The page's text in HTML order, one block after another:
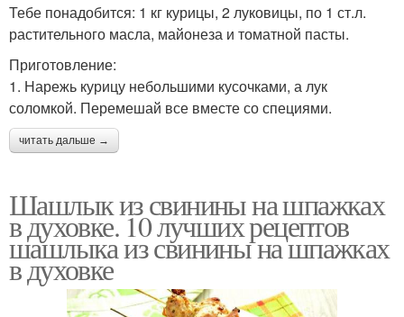
Тебе понадобится: 1 кг курицы, 2 луковицы, по 1 ст.л.
растительного масла, майонеза и томатной пасты.
Приготовление:
1. Нарежь курицу небольшими кусочками, а лук
соломкой. Перемешай все вместе со специями.
читать дальше →
Шашлык из свинины на шпажках
в духовке. 10 лучших рецептов
шашлыка из свинины на шпажках
в духовке